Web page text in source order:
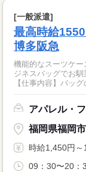
[一般派遣]
最高時給
博多阪急
機能的なスーツケ
ジネスバッグでお
【仕事内容】バッグ
アパレル・
福岡県福岡
時給1,450円～
09：30〜20：